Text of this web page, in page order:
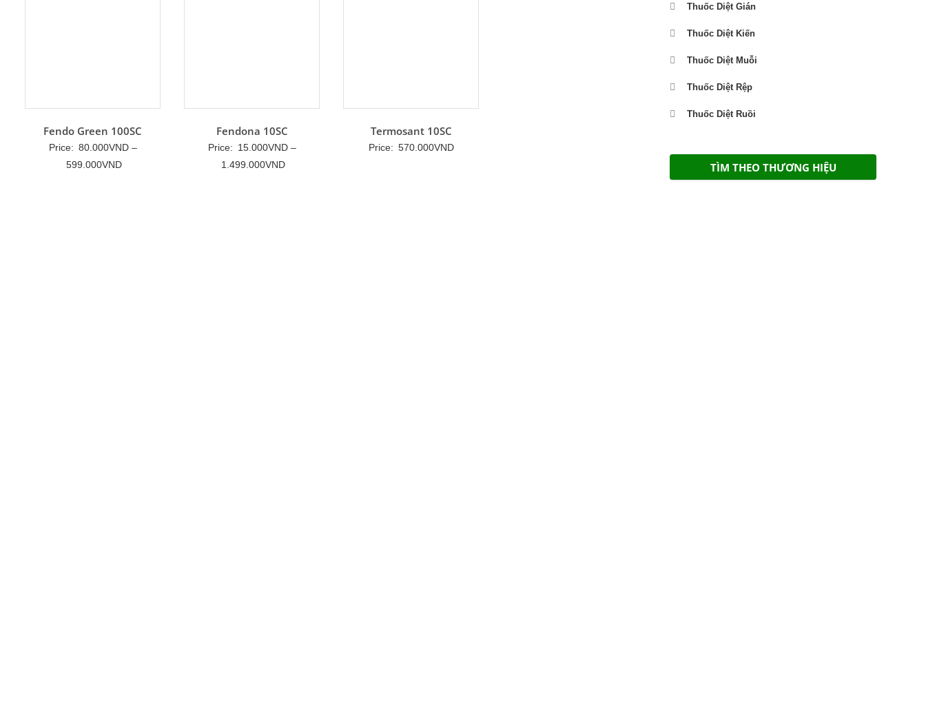
Fendo Green 100SC
Price: 80.000VND –
599.000VNDKhoảng
Fendona 10SC
Price: 15.000VND –
1.499.000VNDKhoảng
Termosant 10SC
Price: 570.000VND
Thuốc Diệt Gián
Thuốc Diệt Kiến
Thuốc Diệt Muỗi
Thuốc Diệt Rệp
Thuốc Diệt Ruồi
TÌM THEO THƯƠNG HIỆU